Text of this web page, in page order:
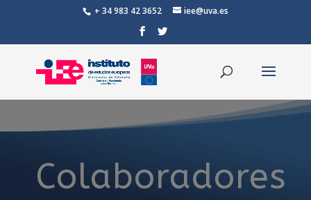
+ 34 983 42 3652 iee@uva.es
Colaboradores